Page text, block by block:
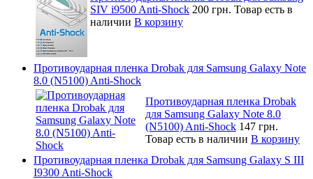
SIV i9500 Anti-Shock 200 грн. Товар есть в
наличии В корзину
Противоударная пленка Drobak для Samsung Galaxy Note
8.0 (N5100) Anti-Shock
Противоударная пленка Drobak
для Samsung Galaxy Note 8.0
(N5100) Anti-Shock 147 грн.
Товар есть в наличии В корзину
Противоударная пленка Drobak для Samsung Galaxy S III
I9300 Anti-Shock